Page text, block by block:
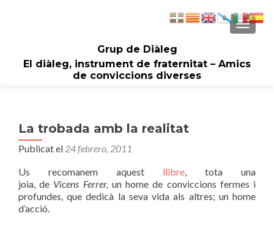
Grup de Diàleg
El diàleg, instrument de fraternitat – Amics
de conviccions diverses
La trobada amb la realitat
Publicat el 24 febrero, 2011
Us recomanem aquest llibre, tota una
joia, de Vicens Ferrer, un home de conviccions fermes i
profundes, que dedicà la seva vida als altres; un home
d’acció.